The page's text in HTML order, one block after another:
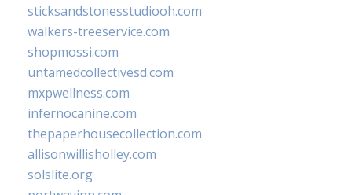
sticksandstonesstudiooh.com
walkers-treeservice.com
shopmossi.com
untamedcollectivesd.com
mxpwellness.com
infernocanine.com
thepaperhousecollection.com
allisonwillisholley.com
solslite.org